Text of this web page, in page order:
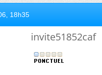
18h35
invite51852caf